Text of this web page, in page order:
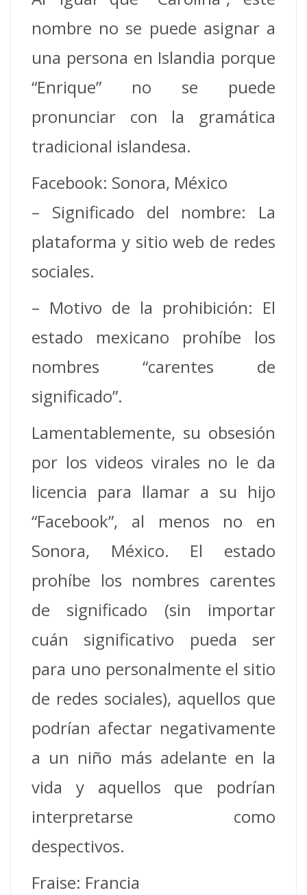
nombre no se puede asignar a
una persona en Islandia porque
“Enrique” no se puede
pronunciar con la gramática
tradicional islandesa.
Facebook: Sonora, México
– Significado del nombre: La
plataforma y sitio web de redes
sociales.
– Motivo de la prohibición: El
estado mexicano prohíbe los
nombres “carentes de
significado”.
Lamentablemente, su obsesión
por los videos virales no le da
licencia para llamar a su hijo
“Facebook”, al menos no en
Sonora, México. El estado
prohíbe los nombres carentes
de significado (sin importar
cuán significativo pueda ser
para uno personalmente el sitio
de redes sociales), aquellos que
podrían afectar negativamente
a un niño más adelante en la
vida y aquellos que podrían
interpretarse como
despectivos.
Fraise: Francia